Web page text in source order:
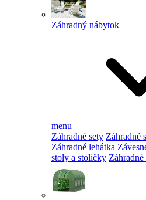
Záhradný nábytok
menu
Záhradné sety Záhradné
Záhradné lehátka
stoly a stoličky